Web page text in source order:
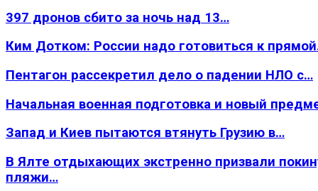
397 дронов сбито за ночь над 13…
Ким Дотком: России надо готовиться к
Пентагон рассекретил дело о падении НЛО с…
Начальная военная подготовка и новый
Запад и Киев пытаются втянуть Грузию в…
В Ялте отдыхающих экстренно призвали
пляжи…